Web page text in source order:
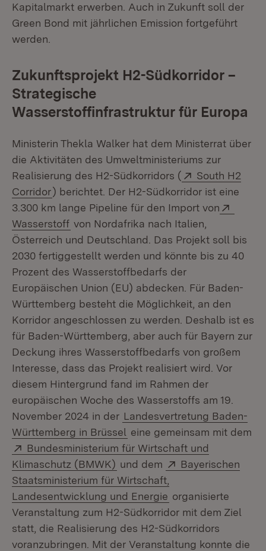
Kapitalmarkt erwerben. Auch in Zukunft soll der
Green Bond mit jährlichen Emission fortgeführt
werden.
Zukunftsprojekt H2-Südkorridor –
Strategische
Wasserstoffinfrastruktur für Europa
Ministerin Thekla Walker hat dem Ministerrat über
die Aktivitäten des Umweltministeriums zur
Realisierung des H2-Südkorridors (
Extern:
South H2
Corridor(Öffnet in neuem Fenster)
) berichtet. Der H2-Südkorridor ist eine
3.300 km lange Pipeline für den Import von
Wasserstoff (Öffnet in neuem Fenster)
von Nordafrika nach Italien,
Österreich und Deutschland. Das Projekt soll bis
2030 fertiggestellt werden und könnte bis zu 40
Prozent des Wasserstoffbedarfs der
Europäischen Union (EU) abdecken. Für Baden-
Württemberg besteht die Möglichkeit, an den
Korridor angeschlossen zu werden. Deshalb ist es
für Baden-Württemberg, aber auch für Bayern zur
Deckung ihres Wasserstoffbedarfs von großem
Interesse, dass das Projekt realisiert wird. Vor
diesem Hintergrund fand im Rahmen der
europäischen Woche des Wasserstoffs am 19.
November 2024 in der Landesvertretung Baden-
Württemberg in Brüssel eine gemeinsam mit dem
Extern:
Bundesministerium für Wirtschaft und
Klimaschutz (BMWK) (Öffnet in neuem Fenster)
und dem Extern:
Bayerischen
Staatsministerium für Wirtschaft,
Landesentwicklung und Energie (Öffnet in neuem
organisierte
Veranstaltung zum H2-Südkorridor mit dem Ziel
statt, die Realisierung des H2-Südkorridors
voranzubringen. Mit der Veranstaltung konnte die